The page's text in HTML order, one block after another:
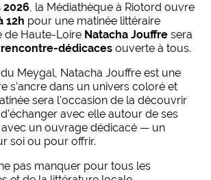
2026, la Médiathèque à Riotord ouvre
12h pour une matinée littéraire
de Haute-Loire Natacha Jouffre sera
rencontre-dédicaces ouverte à tous.
Meygal, Natacha Jouffre est une
s’ancre dans un univers coloré et
sera l’occasion de la découvrir
avec elle autour de ses
un ouvrage dédicacé — un
soi ou pour offrir.
pas manquer pour tous les